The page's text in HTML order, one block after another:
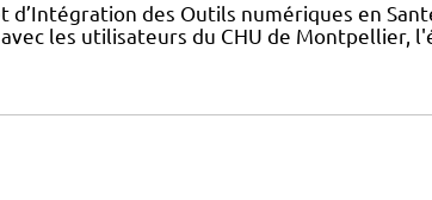
d’Intégration des Outils numériques en
les utilisateurs du CHU de Montpellier,